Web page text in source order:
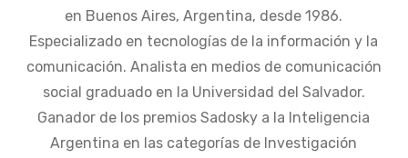
en Buenos Aires, Argentina, desde 1986.
Especializado en tecnologías de la información y la
comunicación. Analista en medios de comunicación
social graduado en la Universidad del Salvador.
Ganador de los premios Sadosky a la Inteligencia
Argentina en las categorías de Investigación